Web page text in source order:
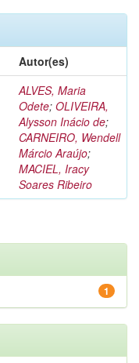
Autor(es)
ALVES, Maria
Odete; OLIVEIRA,
Alysson Inácio de;
CARNEIRO, Wendell
Márcio Araújo;
MACIEL, Iracy
Soares Ribeiro
1